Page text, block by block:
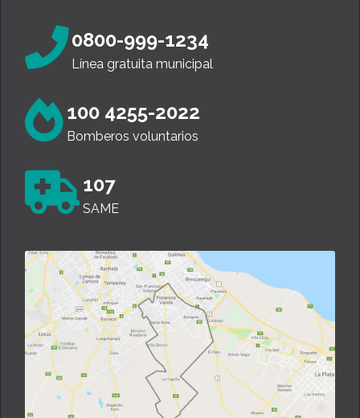
0800-999-1234
Línea gratuita municipal
100 4255-2022
Bomberos voluntarios
107
SAME